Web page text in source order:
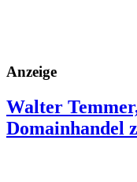
Anzeige
Walter
Domainhandel